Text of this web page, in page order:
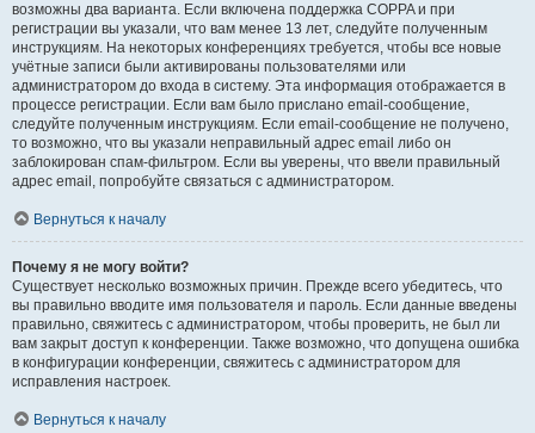
возможны два варианта. Если включена поддержка COPPA и при
регистрации вы указали, что вам менее 13 лет, следуйте полученным
инструкциям. На некоторых конференциях требуется, чтобы все новые
учётные записи были активированы пользователями или
администратором до входа в систему. Эта информация отображается в
процессе регистрации. Если вам было прислано email-сообщение,
следуйте полученным инструкциям. Если email-сообщение не получено,
то возможно, что вы указали неправильный адрес email либо он
заблокирован спам-фильтром. Если вы уверены, что ввели правильный
адрес email, попробуйте связаться с администратором.
Вернуться к началу
Почему я не могу войти?
Существует несколько возможных причин. Прежде всего убедитесь, что
вы правильно вводите имя пользователя и пароль. Если данные введены
правильно, свяжитесь с администратором, чтобы проверить, не был ли
вам закрыт доступ к конференции. Также возможно, что допущена ошибка
в конфигурации конференции, свяжитесь с администратором для
исправления настроек.
Вернуться к началу